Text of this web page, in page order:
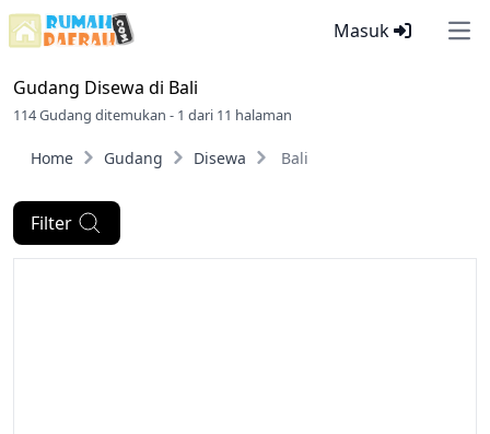
Masuk
Gudang Disewa di Bali
114 Gudang ditemukan - 1 dari 11 halaman
Home Gudang Disewa Bali
Filter